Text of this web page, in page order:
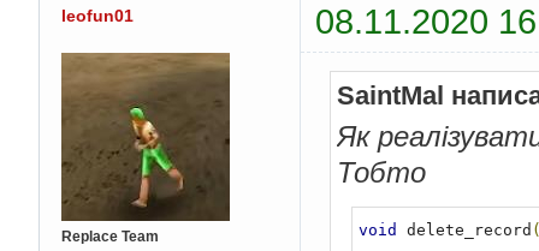
leofun01 08.11.2020
Replace Team
SaintMal
Як
Тобто
void delete_record